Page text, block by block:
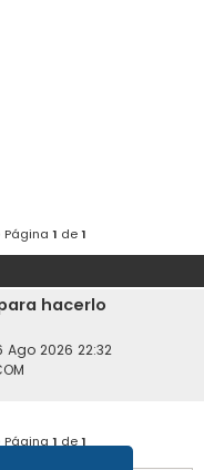
Página 1 de1
hacerlo
Ago 2026 22:32
Página1de1